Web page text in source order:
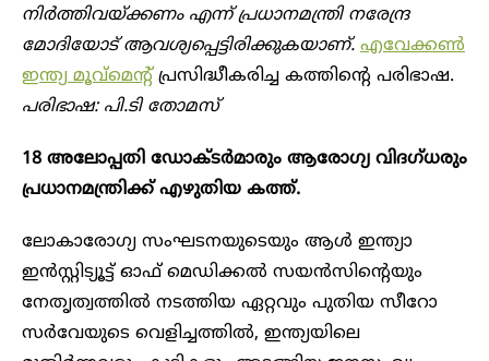
നിർത്തിവയ്ക്കണം എന്ന് പ്രധാനമന്ത്രി നരേന്ദ്ര
മോദിയോട് ആവശ്യപ്പെട്ടിരിക്കുകയാണ്. എവേക്കൺ
ഇന്ത്യ മൂവ്മെന്റ്പ്രസിദ്ധീകരിച്ച കത്തിന്റെ പരിഭാഷ.
പരിഭാഷ: പി.ടി തോമസ്
18 അലോപ്പതി ഡോക്ടർമാരും ആരോ​ഗ്യ വിദ​ഗ്ധരും
പ്രധാനമന്ത്രിക്ക് എഴുതിയ കത്ത്.
ലോകാരോഗ്യ സംഘടനയുടെയും ആള്‍ ഇന്ത്യാ
ഇന്‍സ്റ്റിട്യൂട്ട് ഓഫ് മെഡിക്കൽ സയൻസിന്റെയും
നേതൃത്വത്തില്‍ നടത്തിയ ഏറ്റവും പുതിയ സീറോ
സര്‍വേയുടെ വെളിച്ചത്തില്‍, ഇന്ത്യയിലെ